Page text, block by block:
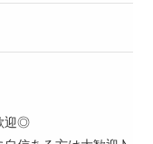
迎◎